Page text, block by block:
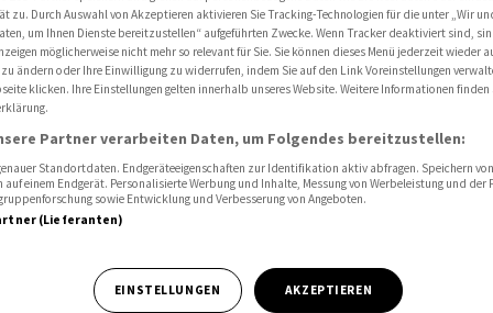
nimmt
auf
zu. Durch Auswahl von Akzeptieren aktivieren Sie Tracking-Technologien für die unter „Wir
um Ihnen Dienste bereitzustellen“ aufgeführten Zwecke. Wenn Tracker deaktiviert sind,
möglicherweise nicht mehr so relevant für Sie. Sie können dieses Menü jederzeit wieder
ändern oder Ihre Einwilligung zu widerrufen, indem Sie auf den Link Voreinstellungen
klicken. Ihre Einstellungen gelten innerhalb unseres Website. Weitere Informationen finden
Partner verarbeiten Daten, um Folgendes bereitzustellen:
Standortdaten. Endgeräteeigenschaften zur Identifikation aktiv abfragen. Speichern
einem Endgerät. Personalisierte Werbung und Inhalte, Messung von Werbeleistung und der
sowie Entwicklung und Verbesserung von Angeboten.
(Lieferanten)
EINSTELLUNGEN AKZEPTIEREN